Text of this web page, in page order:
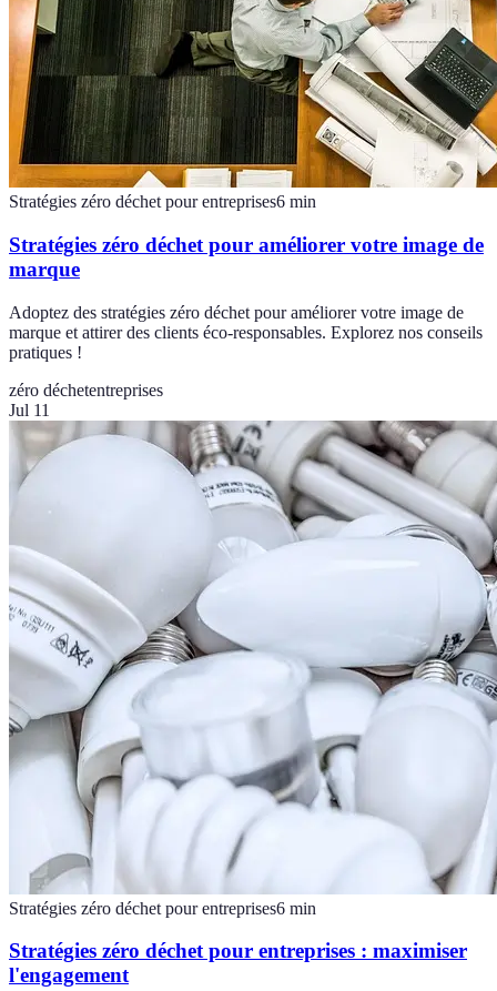
Stratégies zéro déchet pour entreprises6 min
Stratégies zéro déchet pour améliorer votre image de
marque
Adoptez des stratégies zéro déchet pour améliorer votre image de
marque et attirer des clients éco-responsables. Explorez nos conseils
pratiques !
zéro déchetentreprises
Jul 11
Stratégies zéro déchet pour entreprises6 min
Stratégies zéro déchet pour entreprises : maximiser
l'engagement